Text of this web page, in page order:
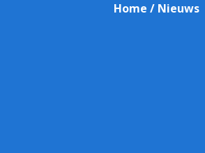
Home / Nieuws